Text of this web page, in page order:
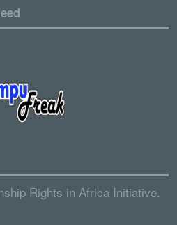
Rights in Africa Initiative.